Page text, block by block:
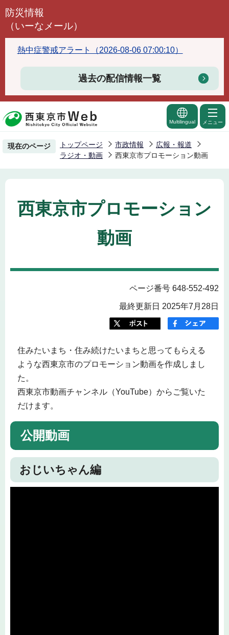
こ
頭
で
防災情報
（いーなメール）
熱中症警戒アラート（2026-08-06 07:00:10）
過去の配信情報一覧
Multilingual メニュー
現在のページ トップページ 市政情報
広報・報道
ラジオ・動画
西東京市プロモーション動画
西東京市プロモーション
動画
ページ番号 648-552-492
最終更新日 2025年7月28日
住みたいまち・住み続けたいまちと思ってもらえる
ような西東京市のプロモーション動画を作成しまし
た。
西東京市動画チャンネル（YouTube）からご覧いた
だけます。
公開動画
おじいちゃん編